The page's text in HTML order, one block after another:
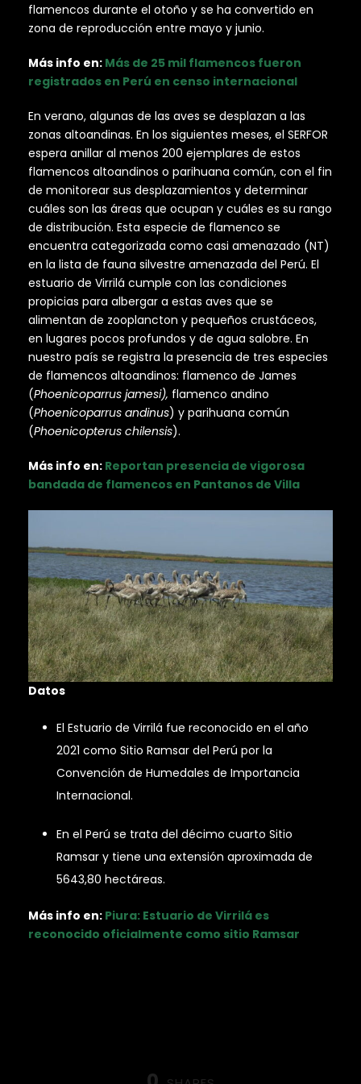
flamencos durante el otoño y se ha convertido en
zona de reproducción entre mayo y junio.
Más info en: Más de 25 mil flamencos fueron
registrados en Perú en censo internacional
En verano, algunas de las aves se desplazan a las
zonas altoandinas. En los siguientes meses, el SERFOR
espera anillar al menos 200 ejemplares de estos
flamencos altoandinos o parihuana común, con el fin
de monitorear sus desplazamientos y determinar
cuáles son las áreas que ocupan y cuáles es su rango
de distribución. Esta especie de flamenco se
encuentra categorizada como casi amenazado (NT)
en la lista de fauna silvestre amenazada del Perú. El
estuario de Virrilá cumple con las condiciones
propicias para albergar a estas aves que se
alimentan de zooplancton y pequeños crustáceos,
en lugares pocos profundos y de agua salobre. En
nuestro país se registra la presencia de tres especies
de flamencos altoandinos: flamenco de James
(Phoenicoparrus jamesi), flamenco andino
(Phoenicoparrus andinus) y parihuana común
(Phoenicopterus chilensis).
Más info en: Reportan presencia de vigorosa
bandada de flamencos en Pantanos de Villa
Datos
El Estuario de Virrilá fue reconocido en el año
2021 como Sitio Ramsar del Perú por la
Convención de Humedales de Importancia
Internacional.
En el Perú se trata del décimo cuarto Sitio
Ramsar y tiene una extensión aproximada de
5643,80 hectáreas.
Más info en: Piura: Estuario de Virrilá es
reconocido oficialmente como sitio Ramsar